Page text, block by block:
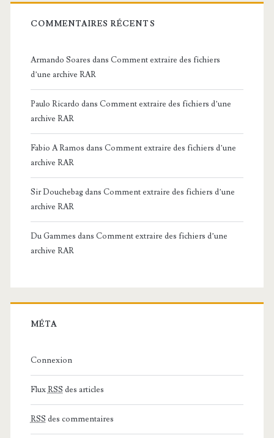
COMMENTAIRES RÉCENTS
Armando Soares dans Comment extraire des fichiers
d’une archive RAR
Paulo Ricardo dans Comment extraire des fichiers d’une
archive RAR
Fabio A Ramos dans Comment extraire des fichiers d’une
archive RAR
Sir Douchebagdans Comment extraire des fichiers d’une
archive RAR
Du Gammes dans Comment extraire des fichiers d’une
archive RAR
MÉTA
Connexion
FluxRSS des articles
RSS des commentaires